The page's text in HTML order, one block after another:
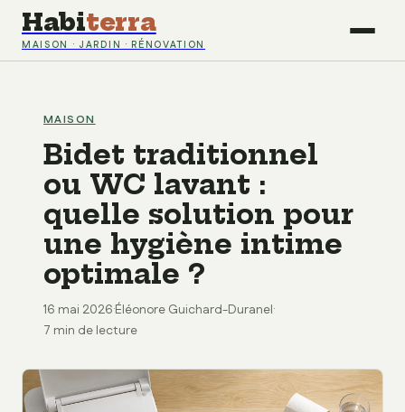
Habiterra
MAISON · JARDIN · RÉNOVATION
MAISON
Bidet traditionnel
ou WC lavant :
quelle solution pour
une hygiène intime
optimale ?
16 mai 2026·Éléonore Guichard-Duranel·
7 min de lecture